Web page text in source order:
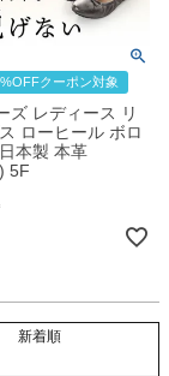
クーポン対象
ズ レディース リ
ローヒール ボロ
本製 本革
5F
新着順